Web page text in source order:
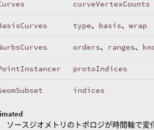
curveVertexCounts
type、 basis、 wrap
orders、 ranges、
protoIndices
indices
ソースジオメトリのトポロジが時間軸で変